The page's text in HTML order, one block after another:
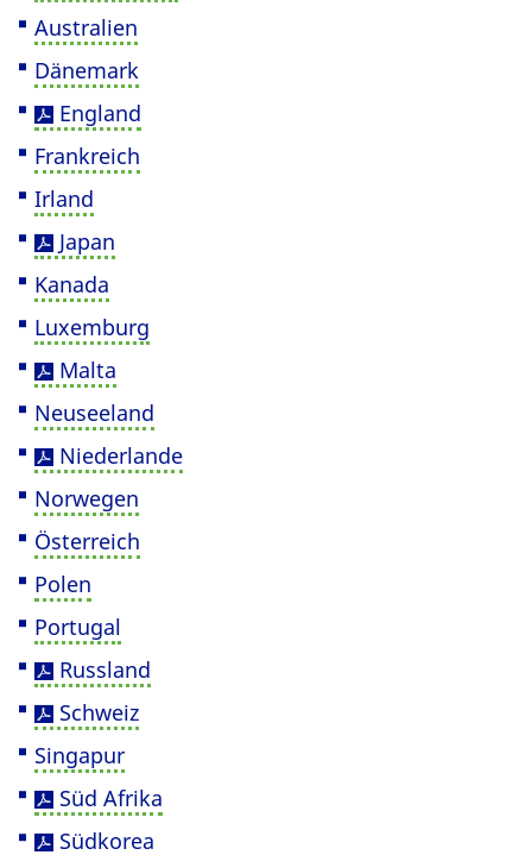
Australien
Dänemark
England
Frankreich
Irland
Japan
Kanada
Luxemburg
Malta
Neuseeland
Niederlande
Norwegen
Österreich
Polen
Portugal
Russland
Schweiz
Singapur
Süd Afrika
Südkorea